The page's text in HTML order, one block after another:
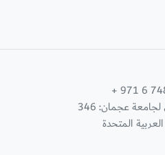
+ 971 6
عجمان: 346
المتحدة